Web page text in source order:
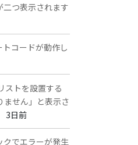
つ表示されます
コードが動作し
ストを設置する
ません」と表示さ
3日前
でエラーが発生